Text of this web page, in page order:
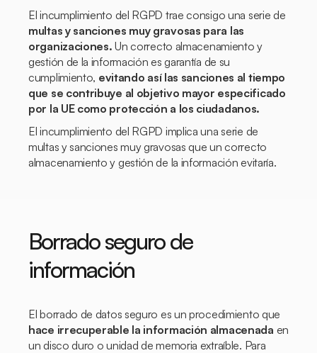
El incumplimiento del RGPD trae consigo una serie de
multas y sanciones muy gravosas para las
organizaciones.Un correcto almacenamiento y
gestión de la información es garantía de su
cumplimiento, evitando así las sanciones al tiempo
que se contribuye al objetivo mayor especificado
por la UE como protección a los ciudadanos.
El incumplimiento del RGPD implica una serie de
multas y sanciones muy gravosas que un correcto
almacenamiento y gestión de la información evitaría.
Borrado seguro de
información
El borrado de datos seguro es un procedimiento que
hace irrecuperable la información almacenada en
un disco duro o unidad de memoria extraíble. Para